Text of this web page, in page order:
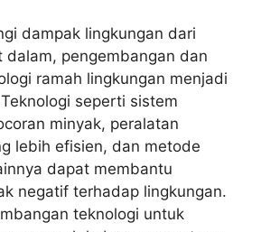
dampak lingkungan dari
dalam, pengembangan dan
ramah lingkungan menjadi
seperti sistem
minyak, peralatan
lebih efisien, dan metode
dapat membantu
negatif terhadap lingkungan.
teknologi untuk